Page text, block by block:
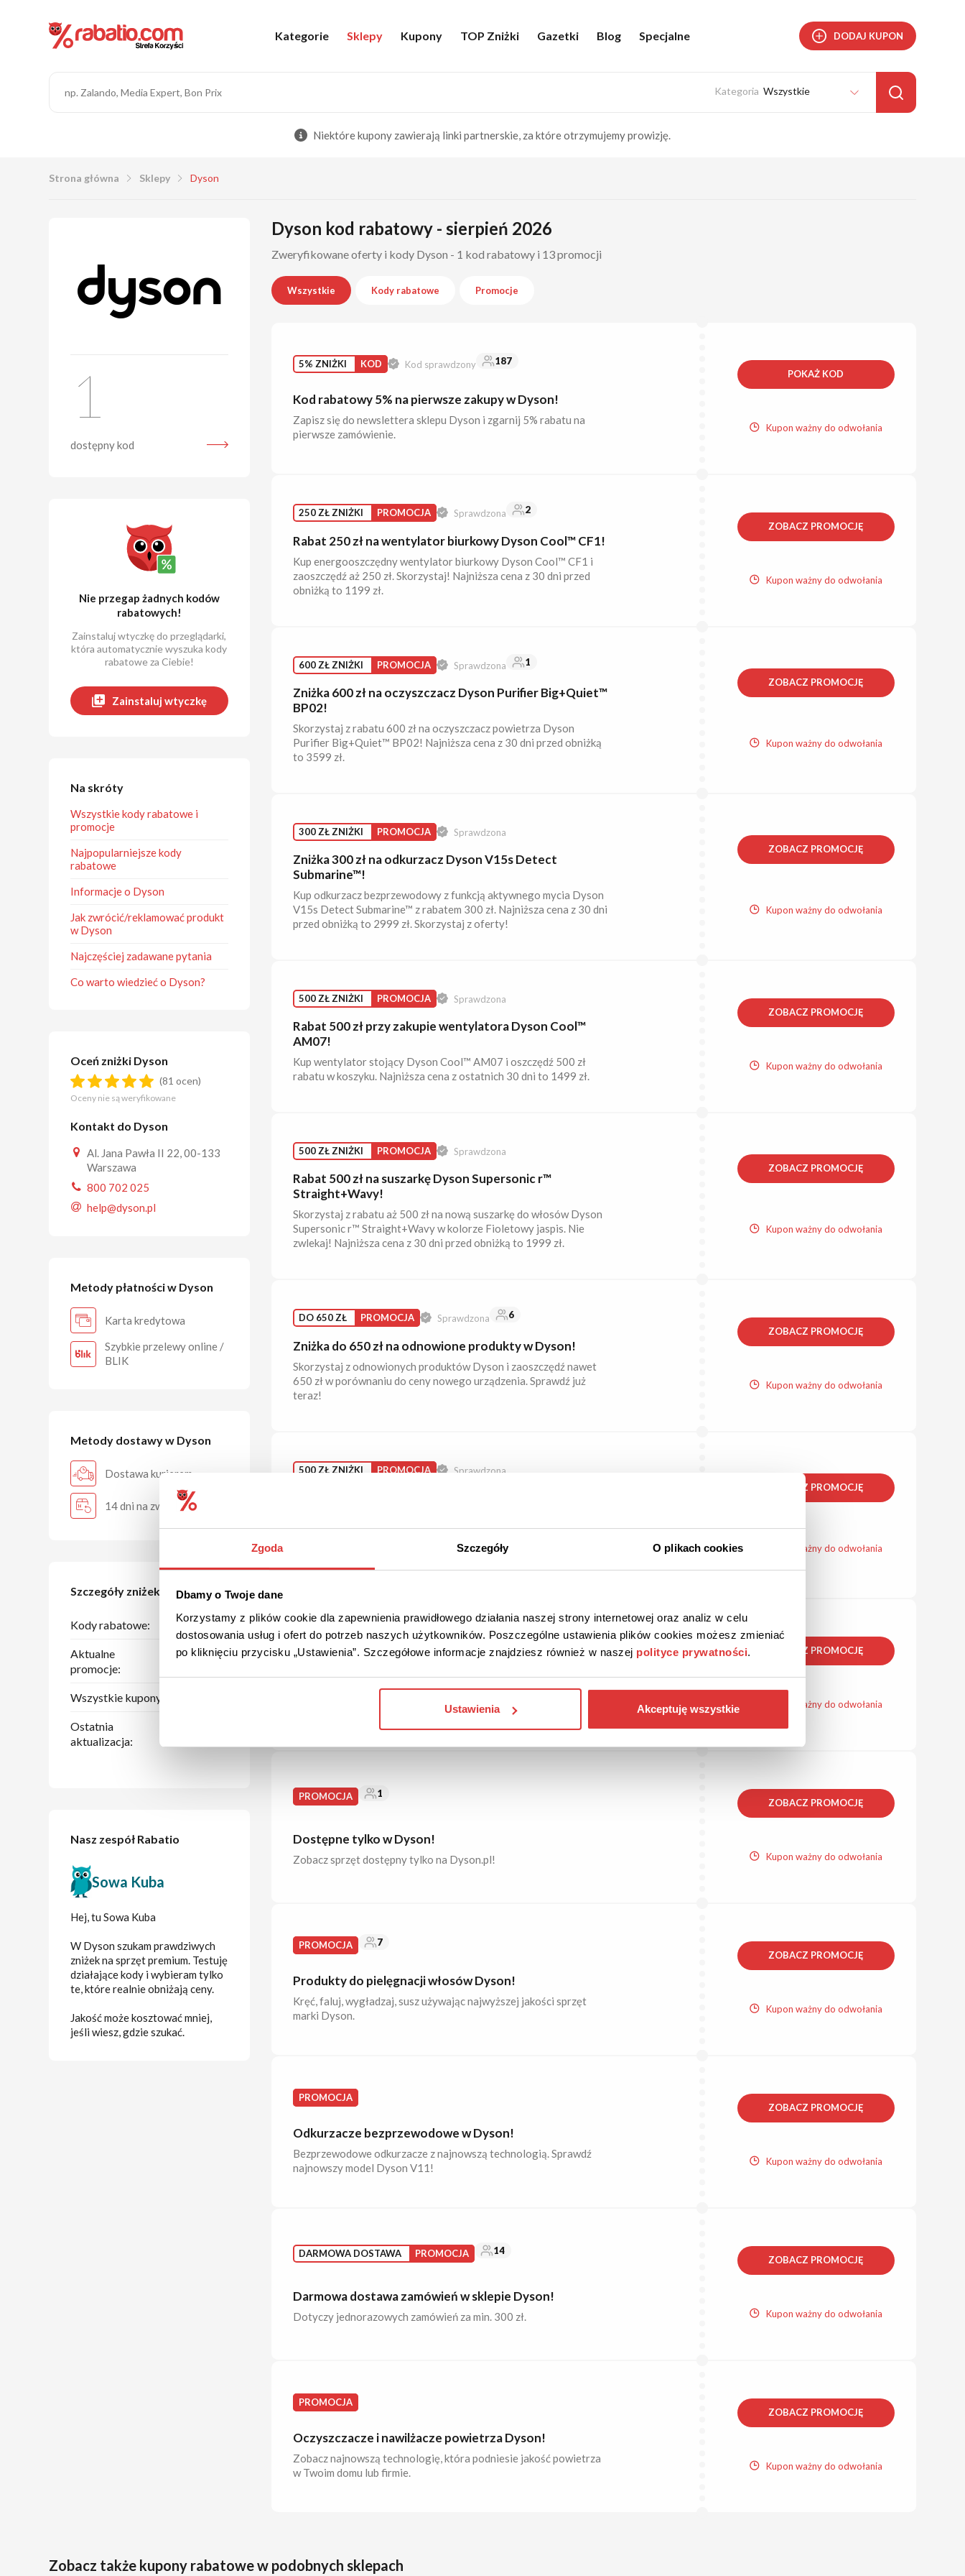
Zgoda Szczegóły O plikach cookies
Dbamy o Twoje dane
Korzystamy z plików cookie dla zapewnienia prawidłowego działania naszej strony internetowej oraz analiz w celu
dostosowania usług i ofert do potrzeb naszych użytkowników. Poszczególne ustawienia plików cookies możesz zmieniać
po kliknięciu przycisku „Ustawienia”. Szczegółowe informacje znajdziesz również w naszej polityce prywatności.
Ustawienia Akceptuję wszystkie
Kategorie Sklepy Kupony TOP Zniżki Gazetki Blog Specjalne DODAJ KUPON
Wszystkie
Niektóre kupony zawierają linki partnerskie, za które otrzymujemy prowizję.
Strona główna Sklepy Dyson
1
dostępny kod
Nie przegap żadnych kodów
rabatowych!
Zainstaluj wtyczkę do przeglądarki,
która automatycznie wyszuka kody
rabatowe za Ciebie!
Zainstaluj wtyczkę
Na skróty
Wszystkie kody rabatowe i
promocje
Najpopularniejsze kody
rabatowe
Informacje o Dyson
Jak zwrócić/reklamować produkt
w Dyson
Najczęściej zadawane pytania
Co warto wiedzieć o Dyson?
Oceń zniżki Dyson
(81 ocen)
Oceny nie są weryfikowane
Kontakt do Dyson
Al. Jana Pawła II 22, 00-133
Warszawa
800 702 025
help@dyson.pl
Metody płatności w Dyson
Karta kredytowa
Szybkie przelewy online /
BLIK
Metody dostawy w Dyson
Dostawa kurierem
14 dni na zwrot
Szczegóły zniżek
Kody rabatowe: 1
Aktualne
promocje:
13
Wszystkie kupony:
Ostatnia
aktualizacja:
Nasz zespół Rabatio
Sowa Kuba
Hej, tu Sowa Kuba
W Dyson szukam prawdziwych
zniżek na sprzęt premium. Testuję
działające kody i wybieram tylko
te, które realnie obniżają ceny.
Jakość może kosztować mniej,
jeśli wiesz, gdzie szukać.
Dyson kod rabatowy - sierpień 2026
Zweryfikowane oferty i kody Dyson - 1 kod rabatowy i 13 promocji
Wszystkie Kody rabatowe Promocje
5% ZNIŻKI KOD Kod sprawdzony 187
Kod rabatowy 5% na pierwsze zakupy w Dyson!
Zapisz się do newslettera sklepu Dyson i zgarnij 5% rabatu na
pierwsze zamówienie.
POKAŻ KOD
Kupon ważny do odwołania
250 ZŁ ZNIŻKI PROMOCJA Sprawdzona 2
Rabat 250 zł na wentylator biurkowy Dyson Cool™ CF1!
Kup energooszczędny wentylator biurkowy Dyson Cool™ CF1 i
zaoszczędź aż 250 zł. Skorzystaj! Najniższa cena z 30 dni przed
obniżką to 1199 zł.
ZOBACZ PROMOCJĘ
Kupon ważny do odwołania
600 ZŁ ZNIŻKI PROMOCJA Sprawdzona 1
Zniżka 600 zł na oczyszczacz Dyson Purifier Big+Quiet™
BP02!
Skorzystaj z rabatu 600 zł na oczyszczacz powietrza Dyson
Purifier Big+Quiet™ BP02! Najniższa cena z 30 dni przed obniżką
to 3599 zł.
ZOBACZ PROMOCJĘ
Kupon ważny do odwołania
300 ZŁ ZNIŻKI PROMOCJA Sprawdzona
Zniżka 300 zł na odkurzacz Dyson V15s Detect
Submarine™!
Kup odkurzacz bezprzewodowy z funkcją aktywnego mycia Dyson
V15s Detect Submarine™ z rabatem 300 zł. Najniższa cena z 30 dni
przed obniżką to 2999 zł. Skorzystaj z oferty!
ZOBACZ PROMOCJĘ
Kupon ważny do odwołania
500 ZŁ ZNIŻKI PROMOCJA Sprawdzona
Rabat 500 zł przy zakupie wentylatora Dyson Cool™
AM07!
Kup wentylator stojący Dyson Cool™ AM07 i oszczędź 500 zł
rabatu w koszyku. Najniższa cena z ostatnich 30 dni to 1499 zł.
ZOBACZ PROMOCJĘ
Kupon ważny do odwołania
500 ZŁ ZNIŻKI PROMOCJA Sprawdzona
Rabat 500 zł na suszarkę Dyson Supersonic r™
Straight+Wavy!
Skorzystaj z rabatu aż 500 zł na nową suszarkę do włosów Dyson
Supersonic r™ Straight+Wavy w kolorze Fioletowy jaspis. Nie
zwlekaj! Najniższa cena z 30 dni przed obniżką to 1999 zł.
ZOBACZ PROMOCJĘ
Kupon ważny do odwołania
DO 650 ZŁ PROMOCJA Sprawdzona 6
Zniżka do 650 zł na odnowione produkty w Dyson!
Skorzystaj z odnowionych produktów Dyson i zaoszczędź nawet
650 zł w porównaniu do ceny nowego urządzenia. Sprawdź już
teraz!
ZOBACZ PROMOCJĘ
Kupon ważny do odwołania
500 ZŁ ZNIŻKI PROMOCJA Sprawdzona
Zgarnij 500 zł zniżki przy zakupie suszarki do włosów Dyson
Supersonic r™ Curly+Coily w kolorze Pastelowy róż/Różowe
ZOBACZ PROMOCJĘ
Kupon ważny do odwołania
DO 600 ZŁ PROMOCJA
Promocje do 600 zł w Dyson!
Zobacz aktualne promocje i oferty na sprzęt Dyson!
ZOBACZ PROMOCJĘ
Kupon ważny do odwołania
PROMOCJA 1
Dostępne tylko w Dyson!
Zobacz sprzęt dostępny tylko na Dyson.pl!
ZOBACZ PROMOCJĘ
Kupon ważny do odwołania
PROMOCJA 7
Produkty do pielęgnacji włosów Dyson!
Kręć, faluj, wygładzaj, susz używając najwyższej jakości sprzęt
marki Dyson.
ZOBACZ PROMOCJĘ
Kupon ważny do odwołania
PROMOCJA
Odkurzacze bezprzewodowe w Dyson!
Bezprzewodowe odkurzacze z najnowszą technologią. Sprawdź
najnowszy model Dyson V11!
ZOBACZ PROMOCJĘ
Kupon ważny do odwołania
DARMOWA DOSTAWA PROMOCJA 14
Darmowa dostawa zamówień w sklepie Dyson!
Dotyczy jednorazowych zamówień za min. 300 zł.
ZOBACZ PROMOCJĘ
Kupon ważny do odwołania
PROMOCJA
Oczyszczacze i nawilżacze powietrza Dyson!
Zobacz najnowszą technologię, która podniesie jakość powietrza
w Twoim domu lub firmie.
ZOBACZ PROMOCJĘ
Kupon ważny do odwołania
Zobacz także kupony rabatowe w podobnych sklepach